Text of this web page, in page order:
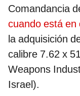
Comandancia
cuando está en
la adquisición
calibre 7.62 x
Weapons
Israel).